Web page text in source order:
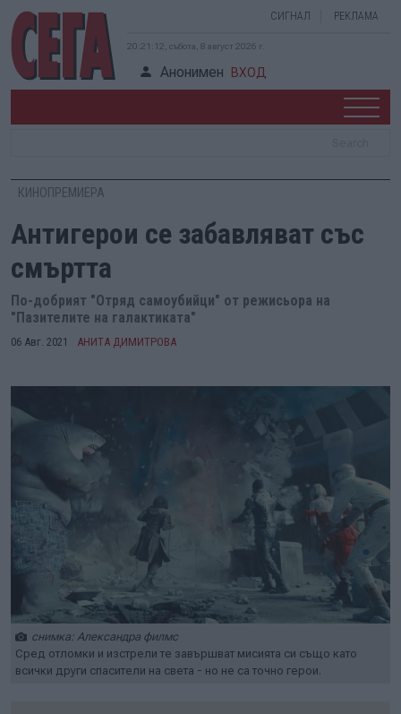
СИГНАЛ РЕКЛАМА
20:21:13, събота, 8 август 2026 г.
Анонимен ВХОД
КИНОПРЕМИЕРА
Антигерои се забавляват със
смъртта
По-добрият "Отряд самоубийци" от режисьора на
"Пазителите на галактиката"
06 Авг. 2021 АНИТА ДИМИТРОВА
снимка: Александра филмс
Сред отломки и изстрели те завършват мисията си също като
всички други спасители на света - но не са точно герои.